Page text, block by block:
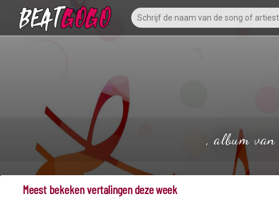
, album
Meest bekeken vertalingen deze week